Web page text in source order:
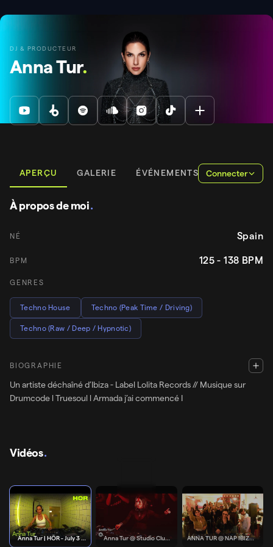
DJ & PRODUCTEUR
Anna Tur.
APERÇU GALERIE ÉVÉNEMENTS Connecter
À propos de moi.
NÉ Spain
BPM 125 - 138 BPM
GENRES
Techno House Techno (Peak Time / Driving)
Techno (Raw / Deep / Hypnotic)
BIOGRAPHIE
Un artiste déchaîné d’Ibiza - Label Lolita Records // Musique sur
Drumcode l Truesoul l Armada j’ai commencé I
Vidéos.
Anna Tur | HÖR - July 3 / 2026
Anna Tur | HÖR - July 3 /
Anna Tur @ Studio Club
ANNA TUR @ NAP IBIZA –